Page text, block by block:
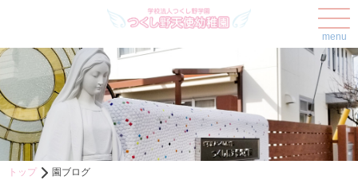
menu
トップ 園ブログ